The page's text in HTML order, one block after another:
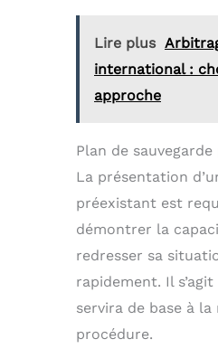
Lire plus
international :
approche
Plan de
La présentation
préexistant est
démontrer la
redresser sa
rapidement. Il
servira de base à
procédure.